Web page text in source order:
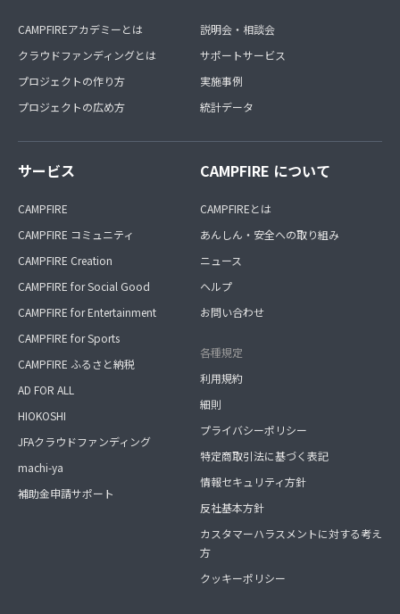
CAMPFIREアカデミーとは
クラウドファンディングとは
プロジェクトの作り方
プロジェクトの広め方
説明会・相談会
サポートサービス
実施事例
統計データ
サービス
CAMPFIRE
CAMPFIRE コミュニティ
CAMPFIRE Creation
CAMPFIRE for Social Good
CAMPFIRE for Entertainment
CAMPFIRE for Sports
CAMPFIRE ふるさと納税
AD FOR ALL
HIOKOSHI
JFAクラウドファンディング
machi-ya
補助金申請サポート
CAMPFIRE について
CAMPFIREとは
あんしん・安全への取り組み
ニュース
ヘルプ
お問い合わせ
各種規定
利用規約
細則
プライバシーポリシー
特定商取引法に基づく表記
情報セキュリティ方針
反社基本方針
カスタマーハラスメントに対する考え
方
クッキーポリシー